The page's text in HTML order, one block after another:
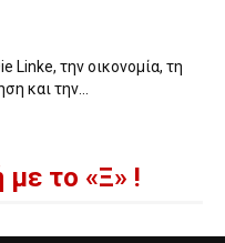
Linke, την οικονομία, τη
και την...
το «Ξ» !